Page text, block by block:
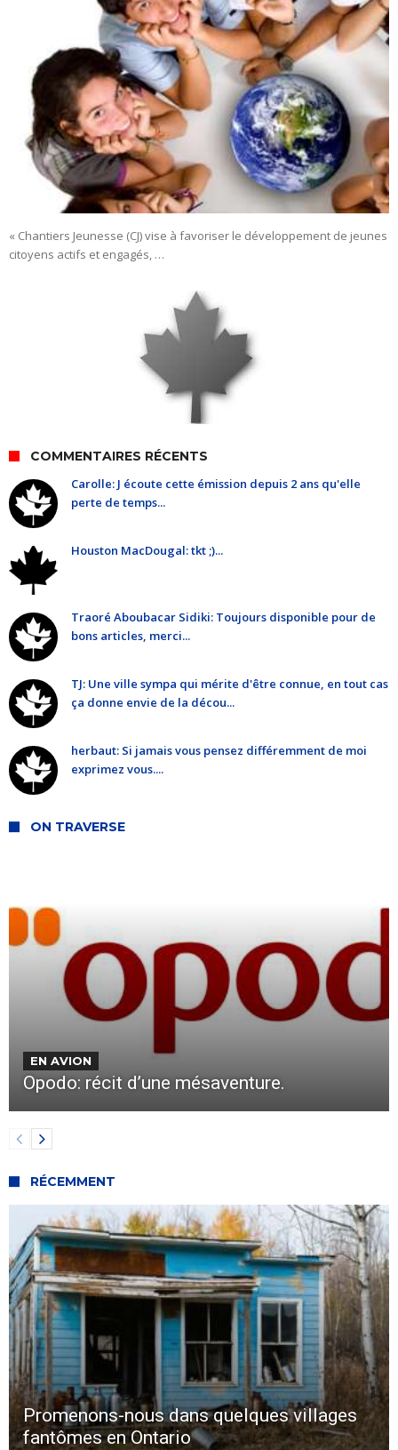
« Chantiers Jeunesse (CJ) vise à favoriser le développement de jeunes
citoyens actifs et engagés, …
COMMENTAIRES RÉCENTS
Carolle: J écoute cette émission depuis 2 ans qu'elle
perte de temps...
Houston MacDougal: tkt ;)...
Traoré Aboubacar Sidiki: Toujours disponible pour de
bons articles, merci...
TJ: Une ville sympa qui mérite d'être connue, en tout cas
ça donne envie de la décou...
herbaut: Si jamais vous pensez différemment de moi
exprimez vous....
ON TRAVERSE
EN AVION
Opodo: récit d’une mésaventure.
RÉCEMMENT
Promenons-nous dans quelques villages
fantômes en Ontario